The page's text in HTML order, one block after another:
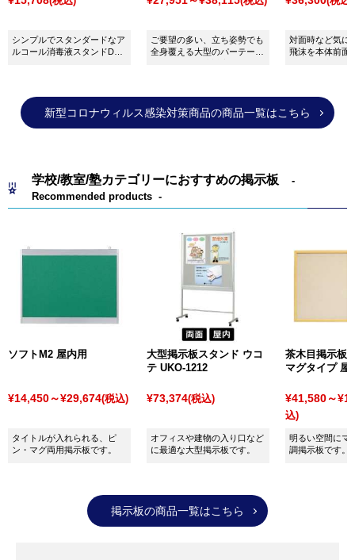
シンプルでスタンダードなア
ルコール消毒液スタンドDSL
ご要望の多い、立ち姿勢でも
全身覆える大型のパーテーシ
対面時など気に
飛沫を本体前面
ルスに対する高
認しています。
新型コロナウィルス感染対策商品の商品一覧はこちら
学校/教室/塾カテゴリーにおすすめの掲示板
Recommended products
ソフトM2 屋内用
¥14,450～¥29,674(税込)
タイトルが入れられる、ピ
ン・マグ両用掲示板です。
大型掲示板スタンド ウコ
テ UKO-1212
¥73,374(税込)
オフィスや建物の入り口など
に最適な大型掲示板です。
茶木目掲示板
マグタイプ 屋
¥41,580～
込)
明るい空間にマ
調掲示板です。
掲示板の商品一覧はこちら